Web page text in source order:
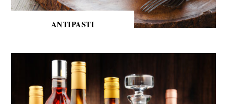
ANTIPASTI